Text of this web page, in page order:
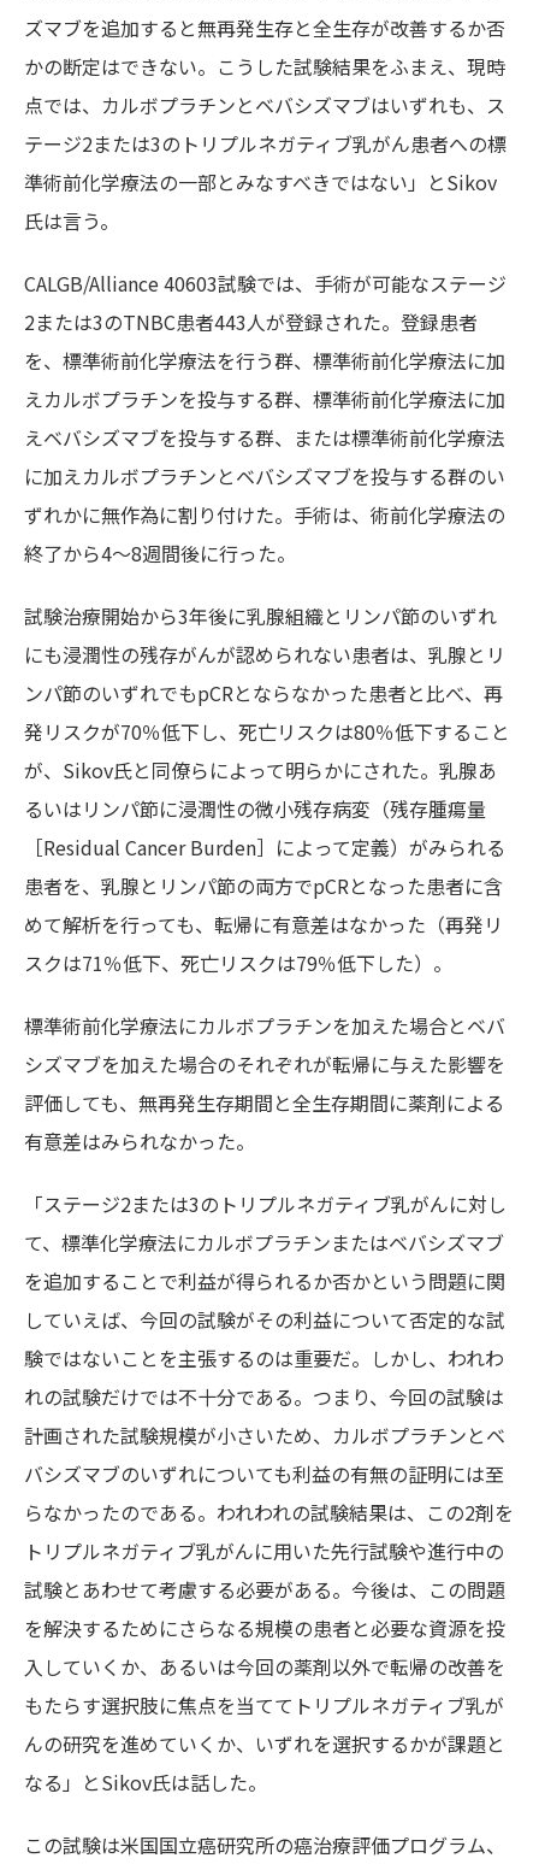
ズマブを追加すると無再発生存と全生存が改善するか否
かの断定はできない。こうした試験結果をふまえ、現時
点では、カルボプラチンとベバシズマブはいずれも、ス
テージ2または3のトリプルネガティブ乳がん患者への標
準術前化学療法の一部とみなすべきではない」とSikov
氏は言う。
CALGB/Alliance 40603試験では、手術が可能なステージ
2または3のTNBC患者443人が登録された。登録患者
を、標準術前化学療法を行う群、標準術前化学療法に加
えカルボプラチンを投与する群、標準術前化学療法に加
えベバシズマブを投与する群、または標準術前化学療法
に加えカルボプラチンとベバシズマブを投与する群のい
ずれかに無作為に割り付けた。手術は、術前化学療法の
終了から4～8週間後に行った。
試験治療開始から3年後に乳腺組織とリンパ節のいずれ
にも浸潤性の残存がんが認められない患者は、乳腺とリ
ンパ節のいずれでもpCRとならなかった患者と比べ、再
発リスクが70％低下し、死亡リスクは80％低下すること
が、Sikov氏と同僚らによって明らかにされた。乳腺あ
るいはリンパ節に浸潤性の微小残存病変（残存腫瘍量
［Residual Cancer Burden］によって定義）がみられる
患者を、乳腺とリンパ節の両方でpCRとなった患者に含
めて解析を行っても、転帰に有意差はなかった（再発リ
スクは71％低下、死亡リスクは79％低下した）。
標準術前化学療法にカルボプラチンを加えた場合とベバ
シズマブを加えた場合のそれぞれが転帰に与えた影響を
評価しても、無再発生存期間と全生存期間に薬剤による
有意差はみられなかった。
「ステージ2または3のトリプルネガティブ乳がんに対し
て、標準化学療法にカルボプラチンまたはベバシズマブ
を追加することで利益が得られるか否かという問題に関
していえば、今回の試験がその利益について否定的な試
験ではないことを主張するのは重要だ。しかし、われわ
れの試験だけでは不十分である。つまり、今回の試験は
計画された試験規模が小さいため、カルボプラチンとベ
バシズマブのいずれについても利益の有無の証明には至
らなかったのである。われわれの試験結果は、この2剤を
トリプルネガティブ乳がんに用いた先行試験や進行中の
試験とあわせて考慮する必要がある。今後は、この問題
を解決するためにさらなる規模の患者と必要な資源を投
入していくか、あるいは今回の薬剤以外で転帰の改善を
もたらす選択肢に焦点を当ててトリプルネガティブ乳が
んの研究を進めていくか、いずれを選択するかが課題と
なる」とSikov氏は話した。
この試験は米国国立癌研究所の癌治療評価プログラム、